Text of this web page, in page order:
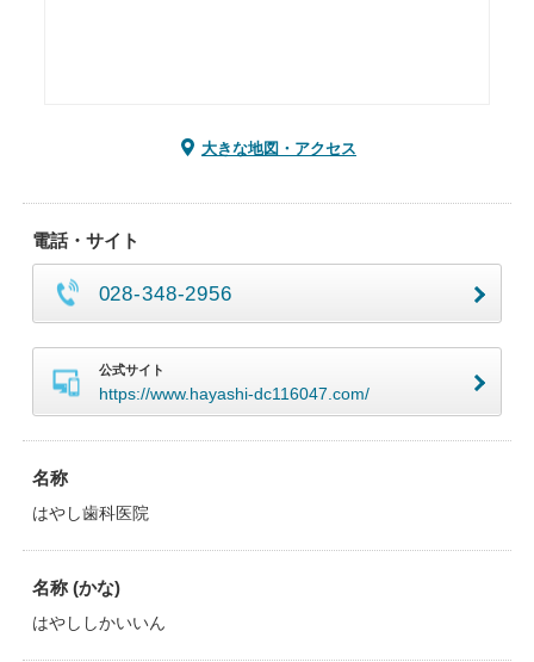
大きな地図・アクセス
電話・サイト
028-348-2956
公式サイト
https://www.hayashi-dc116047.com/
名称
はやし歯科医院
名称 (かな)
はやししかいいん